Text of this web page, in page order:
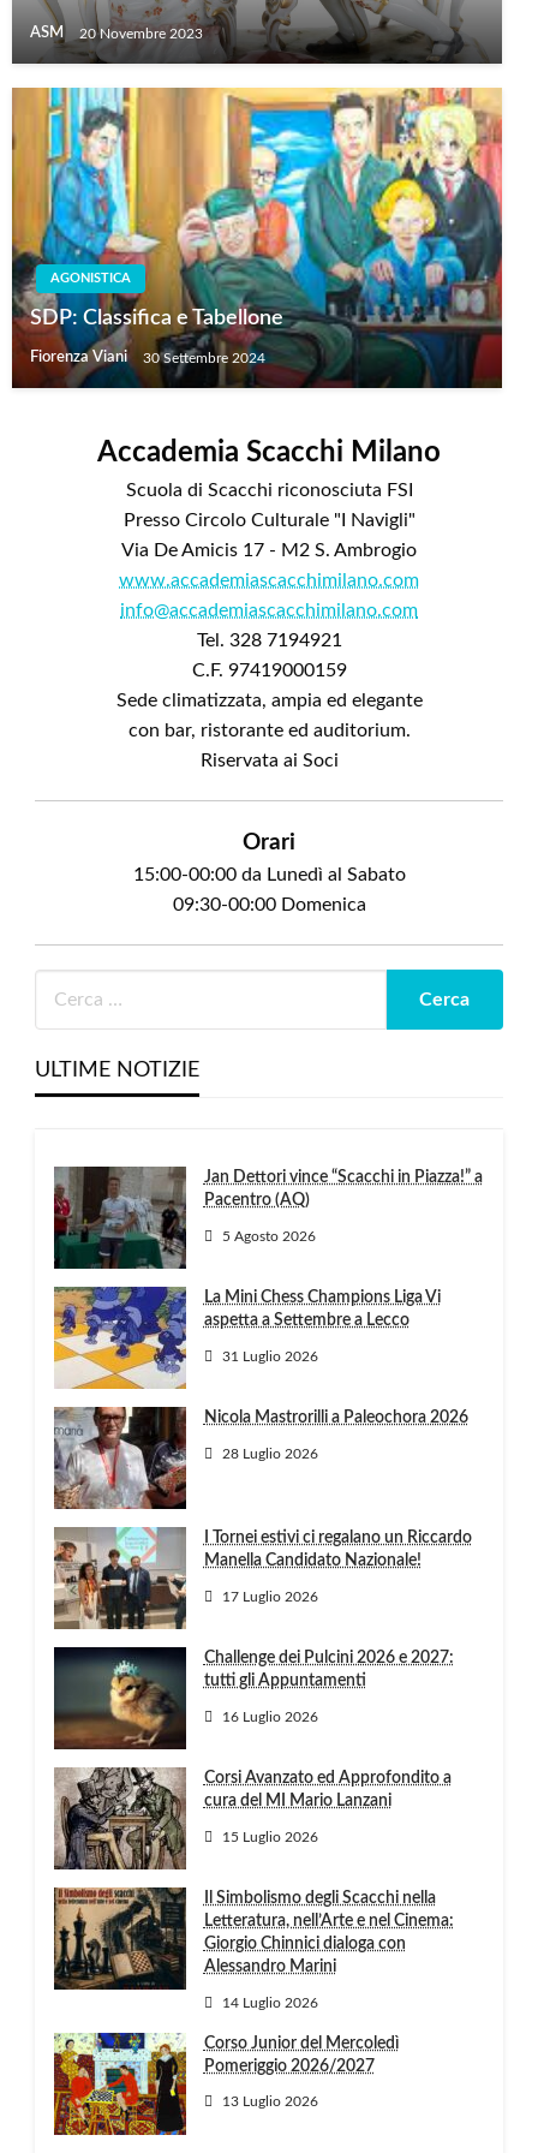
ASM 20 Novembre 2023
AGONISTICA
SDP: Classifica e Tabellone
Fiorenza Viani 30 Settembre 2024
Accademia Scacchi Milano
Scuola di Scacchi riconosciuta FSI
Presso Circolo Culturale "I Navigli"
Via De Amicis 17 - M2 S. Ambrogio
www.accademiascacchimilano.com
info@accademiascacchimilano.com
Tel. 328 7194921
C.F. 97419000159
Sede climatizzata, ampia ed elegante
con bar, ristorante ed auditorium.
Riservata ai Soci
Orari
15:00-00:00 da Lunedì al Sabato
09:30-00:00 Domenica
ULTIME NOTIZIE
Jan Dettori vince “Scacchi in Piazza!” a
Pacentro (AQ)
5 Agosto 2026
La Mini Chess Champions Liga Vi
aspetta a Settembre a Lecco
31 Luglio 2026
Nicola Mastrorilli a Paleochora 2026
28 Luglio 2026
I Tornei estivi ci regalano un Riccardo
Manella Candidato Nazionale!
17 Luglio 2026
Challenge dei Pulcini 2026 e 2027:
tutti gli Appuntamenti
16 Luglio 2026
Corsi Avanzato ed Approfondito a
cura del MI Mario Lanzani
15 Luglio 2026
Il Simbolismo degli Scacchi nella
Letteratura, nell’Arte e nel Cinema:
Giorgio Chinnici dialoga con
Alessandro Marini
14 Luglio 2026
Corso Junior del Mercoledì
Pomeriggio 2026/2027
13 Luglio 2026